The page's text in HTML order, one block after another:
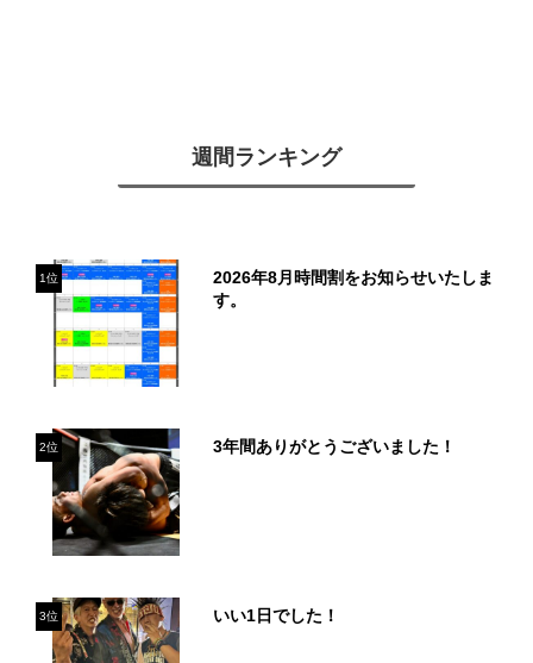
週間ランキング
1位
2026年8月時間割をお知らせいたしま
す。
2位 3年間ありがとうございました！
3位 いい1日でした！